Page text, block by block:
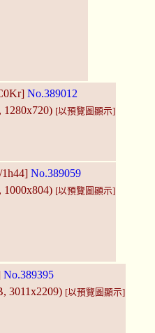
No.389012
1280x720) [以預覽圖顯示]
No.389059
1000x804) [以預覽圖顯示]
No.389395
3011x2209) [以預覽圖顯示]